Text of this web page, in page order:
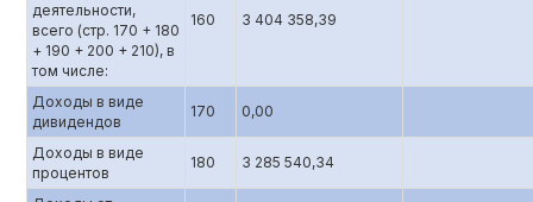
деятельности,
всего (стр. 170 + 180
+ 190 + 200 + 210), в
том числе:
160 3 404 358,39
Доходы в виде
дивидендов
170 0,00
Доходы в виде
процентов
180 3 285 540,34